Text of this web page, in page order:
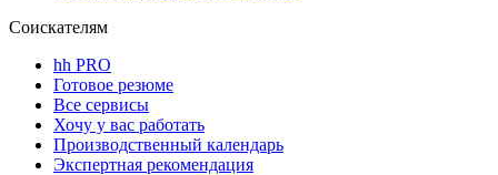
Соискателям
hh PRO
Готовое резюме
Все сервисы
Хочу у вас работать
Производственный календарь
Экспертная рекомендация